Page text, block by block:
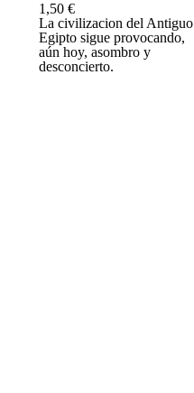
1,50 €
La civilizacion del Antiguo
Egipto sigue provocando,
aún hoy, asombro y
desconcierto.